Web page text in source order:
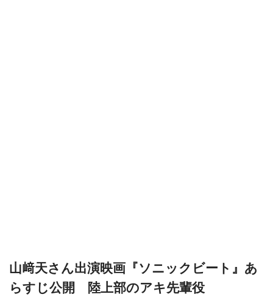
山﨑天さん出演映画『ソニックビート』あ
らすじ公開 陸上部のアキ先輩役